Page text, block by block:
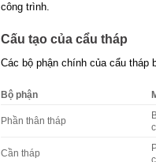
công trình.
Cấu tạo của cẩu tháp
Các bộ phận chính của cẩu tháp
Bộ phận
Phần thân tháp
Cần tháp